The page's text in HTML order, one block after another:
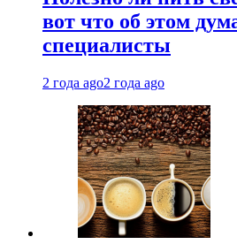
вот что об этом
специалисты
2 года ago2 года ago